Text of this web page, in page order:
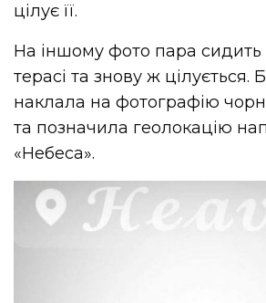
цілує її.
На іншому фото пара сидить
терасі та знову ж цілується.
наклала на фотографію
та позначила геолокацію
«Небеса».